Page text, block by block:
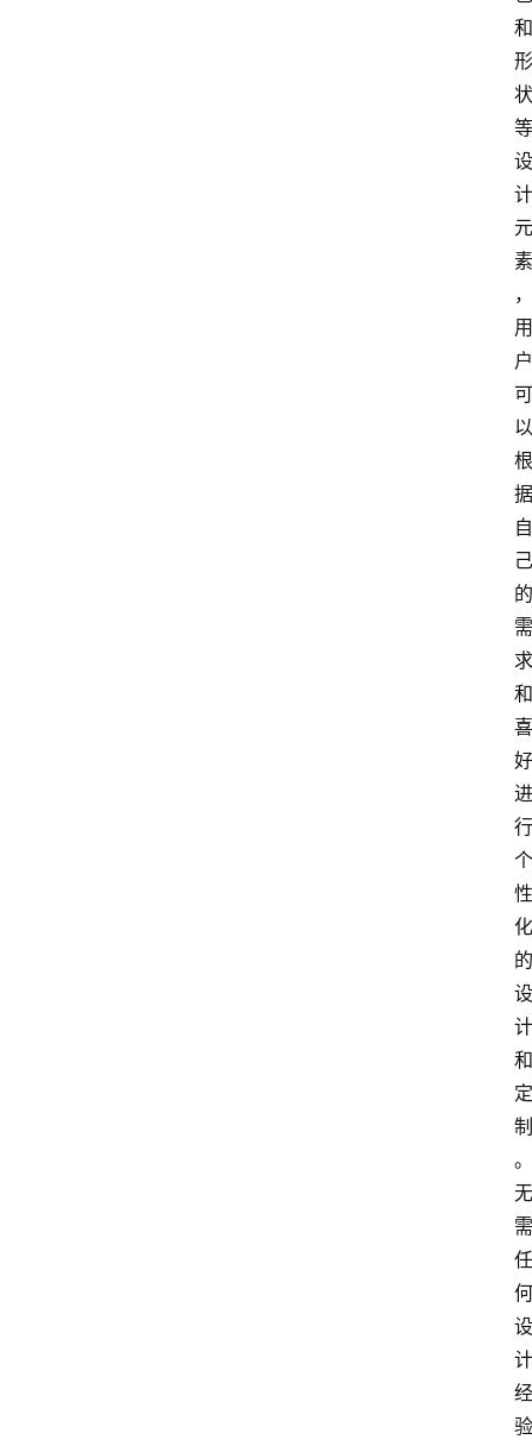
和
形
状
等
设
计
元
素
，
用
户
可
以
根
据
自
己
的
需
求
和
喜
好
进
行
个
性
化
的
设
计
和
定
制
。
无
需
任
何
设
计
经
验